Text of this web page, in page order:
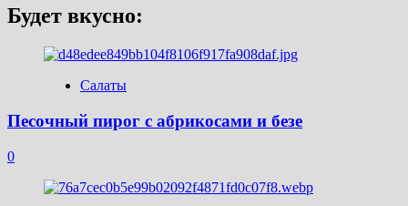
Будет вкусно:
Салаты
Песочный пирог с абрикосами и безе
0